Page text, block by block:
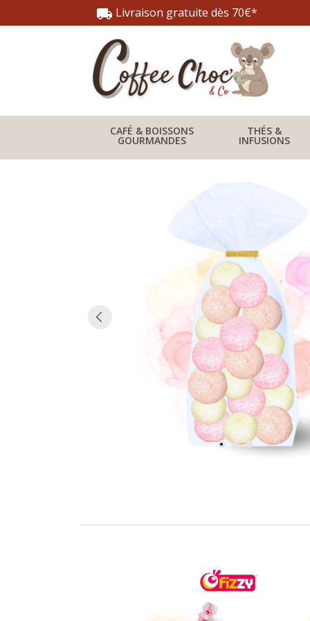
local_shipping Livraison gratuite dès 70€*
CAFÉ & BOISSONS
GOURMANDES
THÉS &
INFUSIONS